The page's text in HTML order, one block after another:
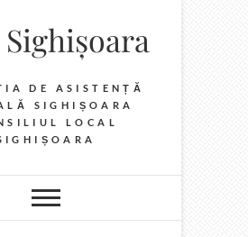
Sighișoara
DE ASISTENȚĂ
SIGHIȘOARA
LOCAL